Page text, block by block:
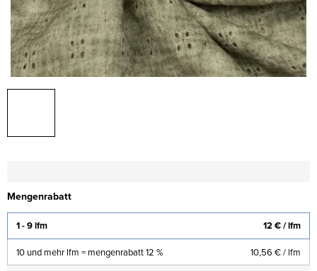
Mengenrabatt
1 - 9 lfm 12 €/ lfm
10 und mehr lfm = mengenrabatt 12 % 10,56 €/ lfm